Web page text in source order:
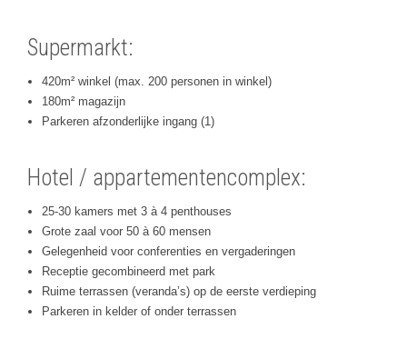
Supermarkt:
420m² winkel (max. 200 personen in winkel)
180m² magazijn
Parkeren afzonderlijke ingang (1)
Hotel / appartementencomplex:
25-30 kamers met 3 à 4 penthouses
Grote zaal voor 50 à 60 mensen
Gelegenheid voor conferenties en vergaderingen
Receptie gecombineerd met park
Ruime terrassen (veranda’s) op de eerste verdieping
Parkeren in kelder of onder terrassen